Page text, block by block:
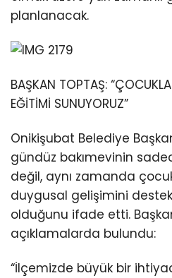
planlanacak.
BAŞKAN TOPTAŞ:
EĞİTİMİ SUNUYORUZ”
Onikişubat Belediye
gündüz bakımevinin
değil, aynı zamanda
duygusal gelişimini
olduğunu ifade etti.
açıklamalarda bulundu:
“İlçemizde büyük bir